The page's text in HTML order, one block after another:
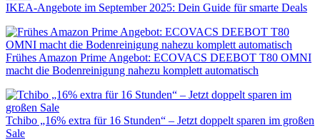
IKEA-Angebote im September 2025: Dein Guide für smarte Deals
Frühes Amazon Prime Angebot: ECOVACS DEEBOT T80 OMNI
macht die Bodenreinigung nahezu komplett automatisch
Tchibo „16% extra für 16 Stunden“ – Jetzt doppelt sparen im großen
Sale